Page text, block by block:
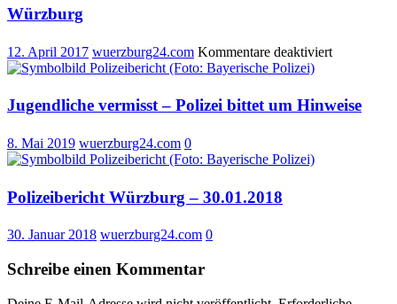
Würzburg
12. April 2017 wuerzburg24.com Kommentare deaktiviertfür
für
das
Jugendliche vermisst – Polizei bittet um Hinweise
8. Mai 2019 wuerzburg24.com 0
Polizeibericht Würzburg – 30.01.2018
30. Januar 2018 wuerzburg24.com 0
Schreibe einen Kommentar